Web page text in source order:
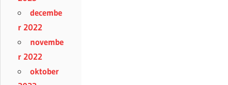
decembe
r 2022
novembe
r 2022
oktober